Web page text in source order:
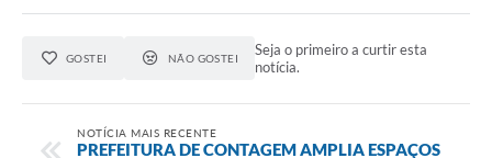
GOSTEI NÃO GOSTEI
Seja o primeiro a curtir esta
notícia.
NOTÍCIA MAIS RECENTE
PREFEITURA DE CONTAGEM AMPLIA ESPAÇOS